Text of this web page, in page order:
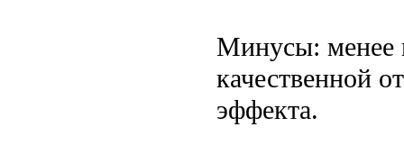
Минусы: менее
качественной
эффекта.